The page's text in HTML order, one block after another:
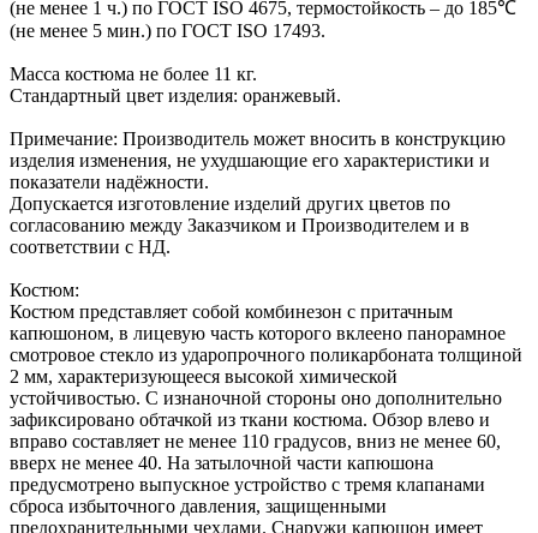
(не менее 1 ч.) по ГОСТ ISO 4675, термостойкость – до 185℃
(не менее 5 мин.) по ГОСТ ISO 17493.
Масса костюма не более 11 кг.
Стандартный цвет изделия: оранжевый.
Примечание: Производитель может вносить в конструкцию
изделия изменения, не ухудшающие его характеристики и
показатели надёжности.
Допускается изготовление изделий других цветов по
согласованию между Заказчиком и Производителем и в
соответствии с НД.
Костюм:
Костюм представляет собой комбинезон с притачным
капюшоном, в лицевую часть которого вклеено панорамное
смотровое стекло из ударопрочного поликарбоната толщиной
2 мм, характеризующееся высокой химической
устойчивостью. С изнаночной стороны оно дополнительно
зафиксировано обтачкой из ткани костюма. Обзор влево и
вправо составляет не менее 110 градусов, вниз не менее 60,
вверх не менее 40. На затылочной части капюшона
предусмотрено выпускное устройство с тремя клапанами
сброса избыточного давления, защищенными
предохранительными чехлами. Снаружи капюшон имеет